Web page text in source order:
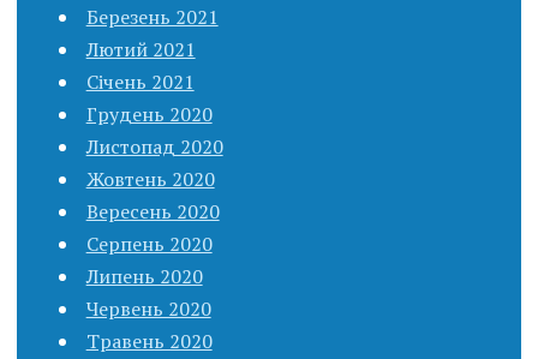
Березень 2021
Лютий 2021
Січень 2021
Грудень 2020
Листопад 2020
Жовтень 2020
Вересень 2020
Серпень 2020
Липень 2020
Червень 2020
Травень 2020